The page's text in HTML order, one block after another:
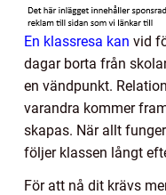
En klassresa kan vid
dagar borta från
en vändpunkt.
varandra kommer
skapas. När allt
följer klassen långt
För att nå dit krävs